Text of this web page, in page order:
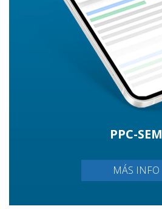
PPC-SEM
MÁS INFO